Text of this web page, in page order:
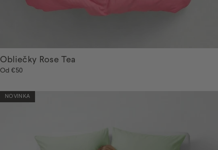
Obliečky Rose Tea
Od €50
NOVINKA